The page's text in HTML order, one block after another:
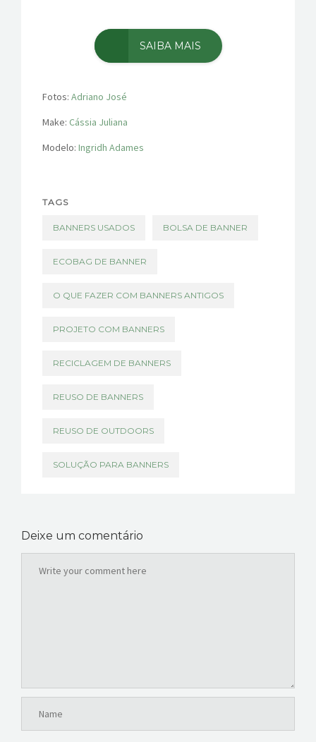
SAIBA MAIS
Fotos: Adriano José
Make: Cássia Juliana
Modelo: Ingridh Adames
TAGS
BANNERS USADOS BOLSA DE BANNER
ECOBAG DE BANNER
O QUE FAZER COM BANNERS ANTIGOS
PROJETO COM BANNERS
RECICLAGEM DE BANNERS
REUSO DE BANNERS
REUSO DE OUTDOORS
SOLUÇÃO PARA BANNERS
Deixe um comentário